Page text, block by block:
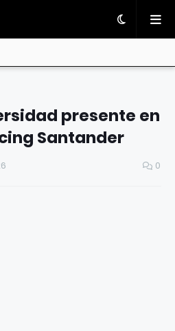
presente en
Santander
0